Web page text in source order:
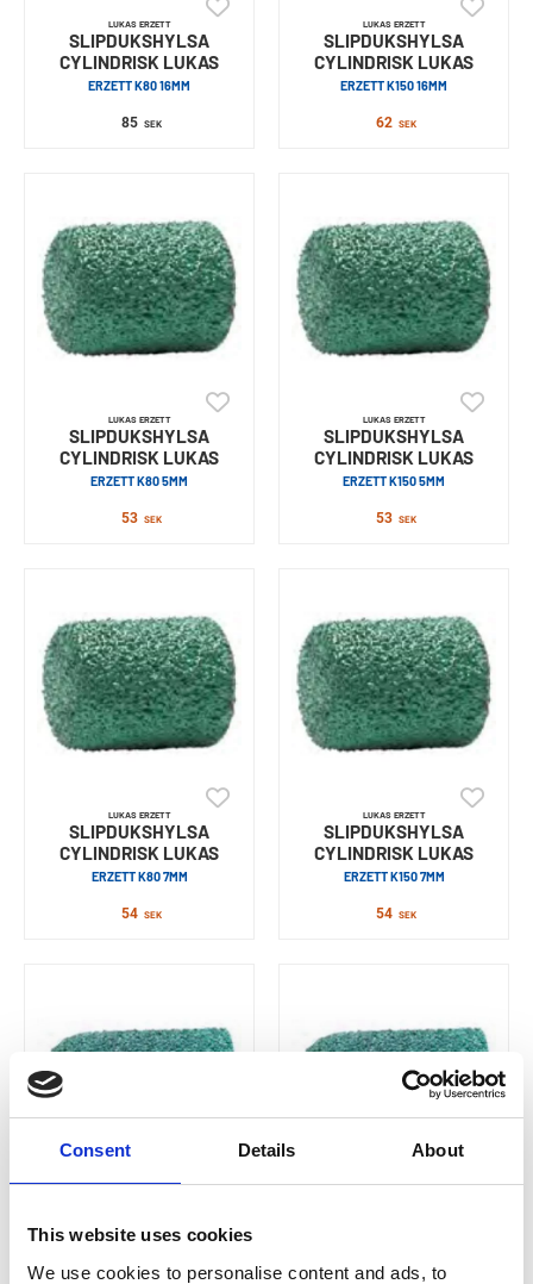
Consent Details About
This website uses cookies
We use cookies to personalise content and ads, to
LUKAS ERZETT
SLIPDUKSHYLSA
CYLINDRISK LUKAS
ERZETT K80 16MM
85 SEK
LUKAS ERZETT
SLIPDUKSHYLSA
CYLINDRISK LUKAS
ERZETT K150 16MM
62 SEK
LUKAS ERZETT
SLIPDUKSHYLSA
CYLINDRISK LUKAS
ERZETT K80 5MM
53 SEK
LUKAS ERZETT
SLIPDUKSHYLSA
CYLINDRISK LUKAS
ERZETT K150 5MM
53 SEK
LUKAS ERZETT
SLIPDUKSHYLSA
CYLINDRISK LUKAS
ERZETT K80 7MM
54 SEK
LUKAS ERZETT
SLIPDUKSHYLSA
CYLINDRISK LUKAS
ERZETT K150 7MM
54 SEK
SLIPDUKSHYLSA
KONISK LUKAS ERZETT
K80 11MM K150 11MM